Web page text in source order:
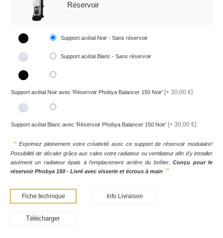
Réservoir
Support acétal Noir - Sans réservoir
Support acétal Blanc - Sans réservoir
Support acétal Noir avec 'Réservoir Phobya Balancer 150 Noir' [+ 30,00 €]
Support acétal Blanc avec 'Réservoir Phobya Balancer 150 Noir' [+ 30,00 €]
Exprimez pleinement votre créativité avec ce support de réservoir modulaire!
Possibilité de décaler grâce aux cales votre radiateur ou ventilateur afin d'y installer
aisément un radiateur épais à l'emplacement arrière du boîtier.Conçu pour le
réservoir Phobya 150 - Livré avec visserie et écrous à main
Fiche technique Info Livraison
Télécharger